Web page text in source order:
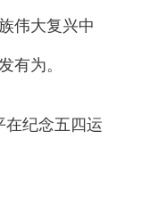
伟大复兴中
有为。
纪念五四运